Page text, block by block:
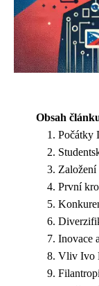
Obsah
Počátky
Založení
První
Inovace
Vliv Ivo